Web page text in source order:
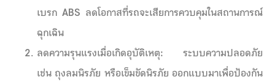
เบรก ABS ลดโอกาสที่รถจะเสียการควบคุมในสถานการณ์
ฉุกเฉิน
ลดความรุนแรงเมื่อเกิดอุบัติเหตุ: ระบบความปลอดภัย
เช่น ถุงลมนิรภัย หรือเข็มขัดนิรภัย ออกแบบมาเพื่อป้องกัน